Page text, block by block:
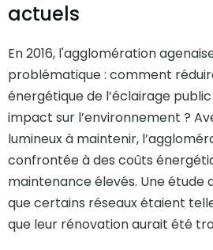
actuels
En 2016, l'agglomération
problématique : comment
énergétique de l’éclairage
impact sur l’environnement ?
lumineux à maintenir,
confrontée à des coûts
maintenance élevés. Une étude
que certains réseaux étaient
que leur rénovation aurait été